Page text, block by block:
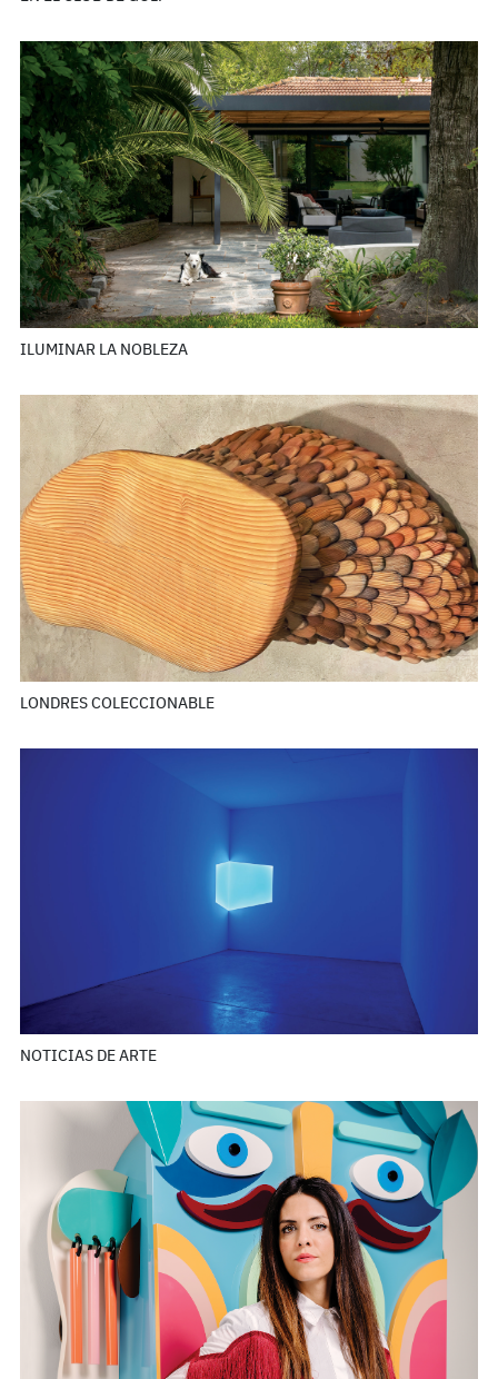
ILUMINAR LA NOBLEZA
LONDRES COLECCIONABLE
NOTICIAS DE ARTE